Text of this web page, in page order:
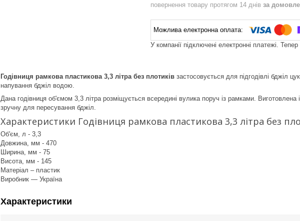
повернення товару протягом 14 днів за
У компанії підключені електронні платежі.
Годівниця рамкова пластикова 3,3 літра без плотиків застосовується для підгодівлі бджіл
напування бджіл водою.
Дана годівниця об'ємом 3,3 літра розміщується всередині вулика поруч із рамками.
зручну для пересування бджіл.
Характеристики Годівниця рамкова пластикова 3,3 літра без
Об'єм, л - 3,3
Довжина, мм - 470
Ширина, мм - 75
Висота, мм - 145
Матеріал – пластик
Виробник — Україна
Характеристики